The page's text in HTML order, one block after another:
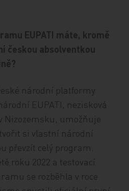
EUPATI máte, kromě
českou absolventkou
národní platformy
EUPATI, nezisková
Nizozemsku, umožňuje
si vlastní národní
převzít celý program.
roku 2022 a testovací
se rozběhla v roce